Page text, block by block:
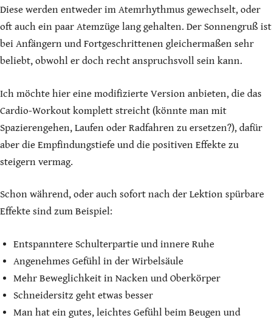
Diese werden entweder im Atemrhythmus gewechselt, oder
oft auch ein paar Atemzüge lang gehalten. Der Sonnengruß ist
bei Anfängern und Fortgeschrittenen gleichermaßen sehr
beliebt, obwohl er doch recht anspruchsvoll sein kann.
Ich möchte hier eine modifizierte Version anbieten, die das
Cardio-Workout komplett streicht (könnte man mit
Spazierengehen, Laufen oder Radfahren zu ersetzen?), dafür
aber die Empfindungstiefe und die positiven Effekte zu
steigern vermag.
Schon während, oder auch sofort nach der Lektion spürbare
Effekte sind zum Beispiel:
Entspanntere Schulterpartie und innere Ruhe
Angenehmes Gefühl in der Wirbelsäule
Mehr Beweglichkeit in Nacken und Oberkörper
Schneidersitz geht etwas besser
Man hat ein gutes, leichtes Gefühl beim Beugen und